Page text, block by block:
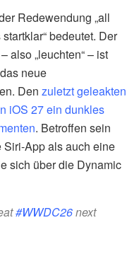
Redewendung „all
bedeutet. Der
also „leuchten“ – ist
neue
Den zuletzt geleakten
iOS 27 ein dunkles
. Betroffen sein
App als auch eine
sich über die Dynamic
#WWDC26next